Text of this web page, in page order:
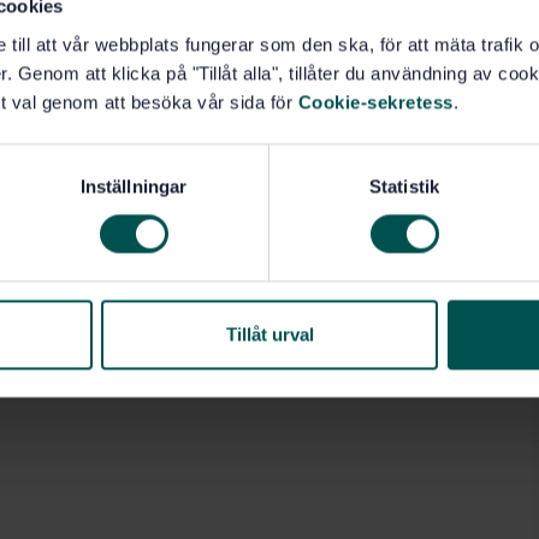
till att vår webbplats fungerar som den ska, för att mäta trafik
Genom att klicka på "Tillåt alla", tillåter du användning av
val genom att besöka vår sida för Cookie-sekretess.
Inställningar Statistik
Tillåt urval
in this document.
from natural disasters from the outside of buildings
within a building to the emergency exit(s).
Etiketter (01.080.10)